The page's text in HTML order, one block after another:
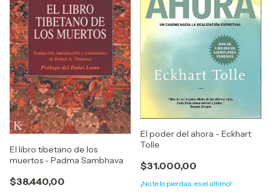
El libro tibetano de los
muertos - Padma Sambhava
$38.440,00
El poder del ahora - Eckhart
Tolle
$31.000,00
¡No te lo pierdas, es el último!